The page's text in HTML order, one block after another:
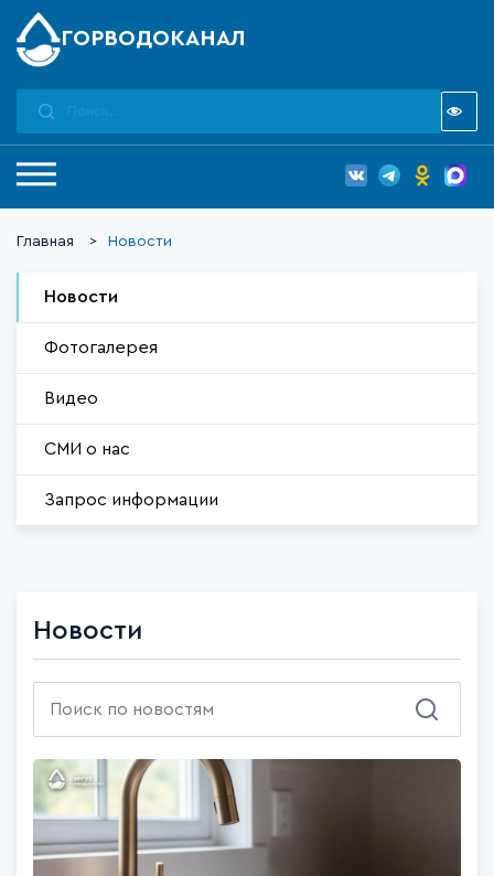
ГОРВОДОКАНАЛ
Главная Новости
Новости
Фотогалерея
Видео
СМИ о нас
Запрос информации
Новости